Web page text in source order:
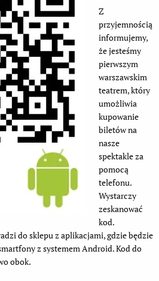
Z
przyjemnością
informujemy,
że jesteśmy
pierwszym
warszawskim
teatrem, który
umożliwia
kupowanie
biletów na
nasze
spektakle za
pomocą
telefonu.
Wystarczy
zeskanować
kod.
do sklepu z aplikacjami, gdzie będzie
z systemem Android. Kod do
obok.